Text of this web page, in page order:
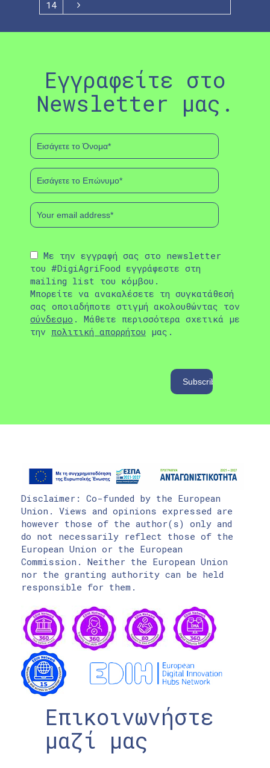
14
Εγγραφείτε στο
Newsletter μας.
Με την εγγραφή σας στο newsletter
του #DigiAgriFood εγγράφεστε στη
mailing list του κόμβου.
Μπορείτε να ανακαλέσετε τη συγκατάθεσή
σας οποιαδήποτε στιγμή ακολουθώντας τον
σύνδεσμο . Μάθετε περισσότερα σχετικά με
την πολιτική απορρήτου μας.
Disclaimer: Co-funded by the European
Union. Views and opinions expressed are
however those of the author(s) only and
do not necessarily reflect those of the
European Union or the European
Commission. Neither the European Union
nor the granting authority can be held
responsible for them.
Επικοινωνήστε
μαζί μας